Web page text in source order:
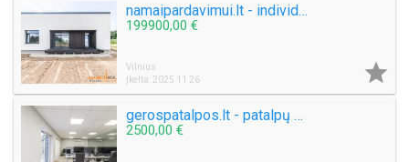
namaipardavimui.lt - individualus vieno aukšto namas
199900,00 €
Vilnius
Įkelta: 2025 11 26

gerospatalpos.lt - patalpų nuoma
2500,00 €